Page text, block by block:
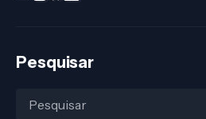
Pesquisar